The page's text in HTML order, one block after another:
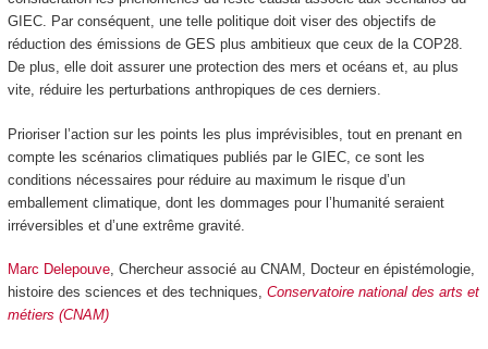
GIEC. Par conséquent, une telle politique doit viser des objectifs de
réduction des émissions de GES plus ambitieux que ceux de la COP28.
De plus, elle doit assurer une protection des mers et océans et, au plus
vite, réduire les perturbations anthropiques de ces derniers.
Prioriser l’action sur les points les plus imprévisibles, tout en prenant en
compte les scénarios climatiques publiés par le GIEC, ce sont les
conditions nécessaires pour réduire au maximum le risque d’un
emballement climatique, dont les dommages pour l’humanité seraient
irréversibles et d’une extrême gravité.
Marc Delepouve, Chercheur associé au CNAM, Docteur en épistémologie,
histoire des sciences et des techniques, Conservatoire national des arts et
métiers (CNAM)